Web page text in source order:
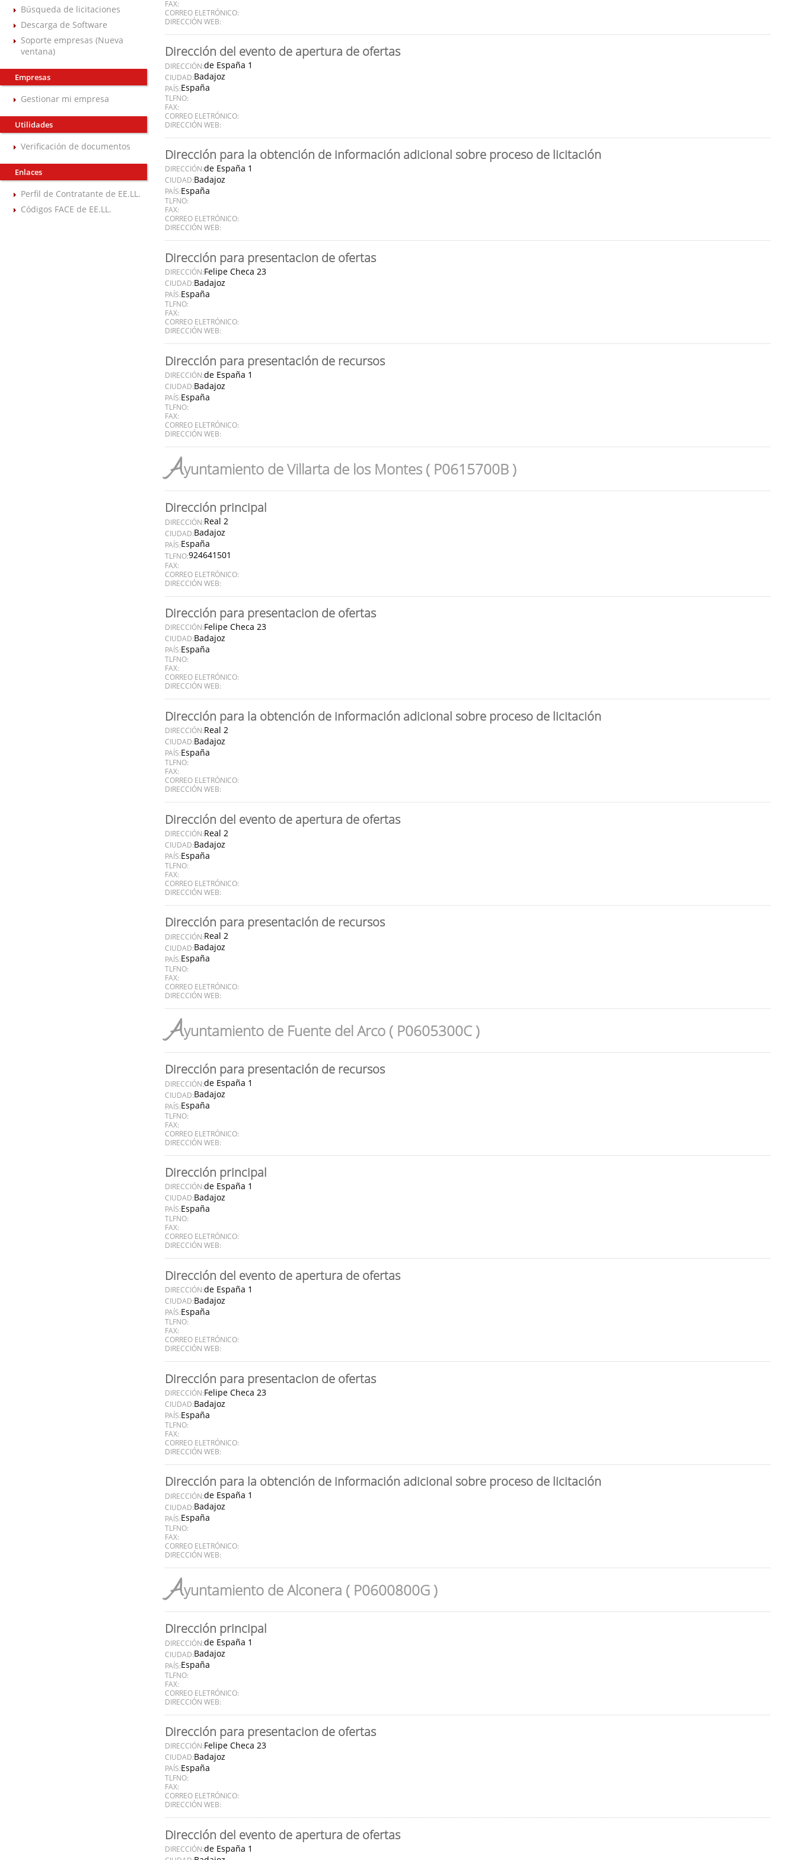
Búsqueda de licitaciones
Descarga de Software
Soporte empresas (Nueva
ventana)
Empresas
Gestionar mi empresa
Utilidades
Verificación de documentos
Enlaces
Perfil de Contratante de EE.LL.
Códigos FACE de EE.LL.
FAX:
CORREO ELETRÓNICO:
DIRECCIÓN WEB:
Dirección del evento de apertura de ofertas
DIRECCIÓN:de España 1
CIUDAD:Badajoz
PAÍS:España
TLFNO:
FAX:
CORREO ELETRÓNICO:
DIRECCIÓN WEB:
Dirección para la obtención de información adicional sobre proceso de licitación
DIRECCIÓN:de España 1
CIUDAD:Badajoz
PAÍS:España
TLFNO:
FAX:
CORREO ELETRÓNICO:
DIRECCIÓN WEB:
Dirección para presentacion de ofertas
DIRECCIÓN:Felipe Checa 23
CIUDAD:Badajoz
PAÍS:España
TLFNO:
FAX:
CORREO ELETRÓNICO:
DIRECCIÓN WEB:
Dirección para presentación de recursos
DIRECCIÓN:de España 1
CIUDAD:Badajoz
PAÍS:España
TLFNO:
FAX:
CORREO ELETRÓNICO:
DIRECCIÓN WEB:
Ayuntamiento de Villarta de los Montes ( P0615700B )
Dirección principal
DIRECCIÓN:Real 2
CIUDAD:Badajoz
PAÍS:España
TLFNO:924641501
FAX:
CORREO ELETRÓNICO:
DIRECCIÓN WEB:
Dirección para presentacion de ofertas
DIRECCIÓN:Felipe Checa 23
CIUDAD:Badajoz
PAÍS:España
TLFNO:
FAX:
CORREO ELETRÓNICO:
DIRECCIÓN WEB:
Dirección para la obtención de información adicional sobre proceso de licitación
DIRECCIÓN:Real 2
CIUDAD:Badajoz
PAÍS:España
TLFNO:
FAX:
CORREO ELETRÓNICO:
DIRECCIÓN WEB:
Dirección del evento de apertura de ofertas
DIRECCIÓN:Real 2
CIUDAD:Badajoz
PAÍS:España
TLFNO:
FAX:
CORREO ELETRÓNICO:
DIRECCIÓN WEB:
Dirección para presentación de recursos
DIRECCIÓN:Real 2
CIUDAD:Badajoz
PAÍS:España
TLFNO:
FAX:
CORREO ELETRÓNICO:
DIRECCIÓN WEB:
Ayuntamiento de Fuente del Arco ( P0605300C )
Dirección para presentación de recursos
DIRECCIÓN:de España 1
CIUDAD:Badajoz
PAÍS:España
TLFNO:
FAX:
CORREO ELETRÓNICO:
DIRECCIÓN WEB:
Dirección principal
DIRECCIÓN:de España 1
CIUDAD:Badajoz
PAÍS:España
TLFNO:
FAX:
CORREO ELETRÓNICO:
DIRECCIÓN WEB:
Dirección del evento de apertura de ofertas
DIRECCIÓN:de España 1
CIUDAD:Badajoz
PAÍS:España
TLFNO:
FAX:
CORREO ELETRÓNICO:
DIRECCIÓN WEB:
Dirección para presentacion de ofertas
DIRECCIÓN:Felipe Checa 23
CIUDAD:Badajoz
PAÍS:España
TLFNO:
FAX:
CORREO ELETRÓNICO:
DIRECCIÓN WEB:
Dirección para la obtención de información adicional sobre proceso de licitación
DIRECCIÓN:de España 1
CIUDAD:Badajoz
PAÍS:España
TLFNO:
FAX:
CORREO ELETRÓNICO:
DIRECCIÓN WEB:
Ayuntamiento de Alconera ( P0600800G )
Dirección principal
DIRECCIÓN:de España 1
CIUDAD:Badajoz
PAÍS:España
TLFNO:
FAX:
CORREO ELETRÓNICO:
DIRECCIÓN WEB:
Dirección para presentacion de ofertas
DIRECCIÓN:Felipe Checa 23
CIUDAD:Badajoz
PAÍS:España
TLFNO:
FAX:
CORREO ELETRÓNICO:
DIRECCIÓN WEB:
Dirección del evento de apertura de ofertas
DIRECCIÓN:de España 1